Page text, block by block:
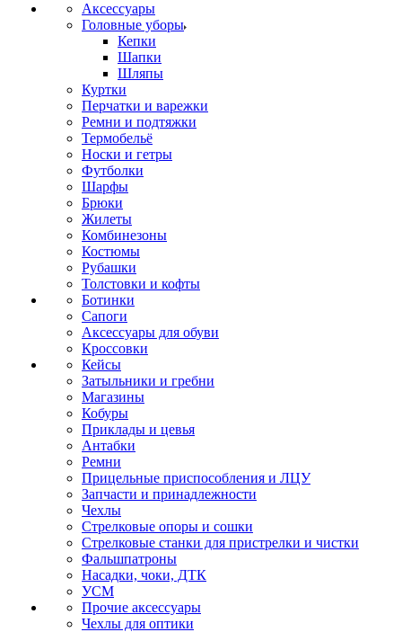
Аксессуары
Головные уборы
Кепки
Шапки
Шляпы
Куртки
Перчатки и варежки
Ремни и подтяжки
Термобельё
Носки и гетры
Футболки
Шарфы
Брюки
Жилеты
Комбинезоны
Костюмы
Рубашки
Толстовки и кофты
Ботинки
Сапоги
Аксессуары для обуви
Кроссовки
Кейсы
Затыльники и гребни
Магазины
Кобуры
Приклады и цевья
Антабки
Ремни
Прицельные приспособления и ЛЦУ
Запчасти и принадлежности
Чехлы
Стрелковые опоры и сошки
Стрелковые станки для пристрелки и чистки
Фальшпатроны
Насадки, чоки, ДТК
УСМ
Прочие аксессуары
Чехлы для оптики